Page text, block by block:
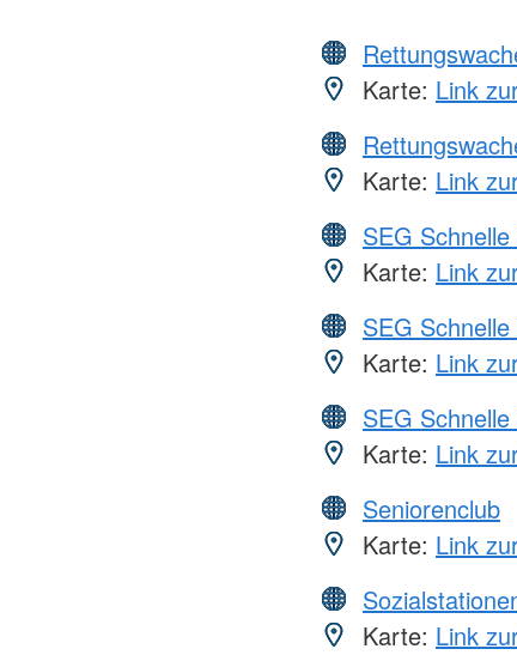
Karte: Link
Karte: Link
SEG
Karte: Link
SEG
Karte: Link
SEG
Karte: Link
Seniorenclub
Karte: Link
Karte: Link